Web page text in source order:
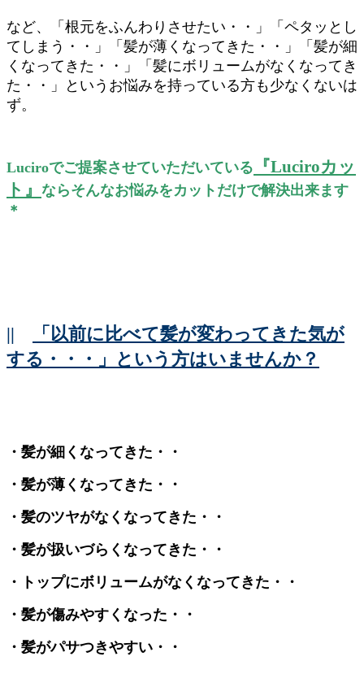
など、「根元をふんわりさせたい・・」「ペタッとし
てしまう・・」「髪が薄くなってきた・・」「髪が細
くなってきた・・」「髪にボリュームがなくなってき
た・・」というお悩みを持っている方も少なくないは
ず。
Luciroでご提案させていただいている
『Luciroカッ
ト』 ならそんなお悩みをカットだけで解決出来ます
＊
||
「以前に比べて髪が変わってきた気が
する・・・」という方はいませんか？
・髪が細くなってきた・・
・髪が薄くなってきた・・
・髪のツヤがなくなってきた・・
・髪が扱いづらくなってきた・・
・トップにボリュームがなくなってきた・・
・髪が傷みやすくなった・・
・髪がパサつきやすい・・